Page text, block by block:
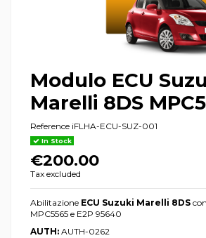
Modulo ECU
Marelli 8DS
Reference iFLHA-ECU-SUZ-001
In Stock
€200.00
Tax excluded
Abilitazione ECU Suzuki Marelli 8DS
MPC5565 e E2P 95640
AUTH: AUTH-0262